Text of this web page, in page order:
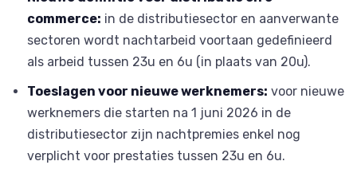
commerce: in de distributiesector en aanverwante
sectoren wordt nachtarbeid voortaan gedefinieerd
als arbeid tussen 23u en 6u (in plaats van 20u).
Toeslagen voor nieuwe werknemers: voor nieuwe
werknemers die starten na 1 juni 2026 in de
distributiesector zijn nachtpremies enkel nog
verplicht voor prestaties tussen 23u en 6u.